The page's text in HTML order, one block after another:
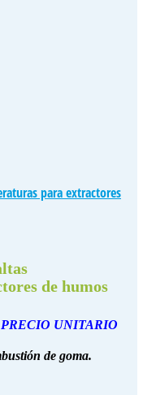
para extractores
de humos
UNITARIO
de goma.